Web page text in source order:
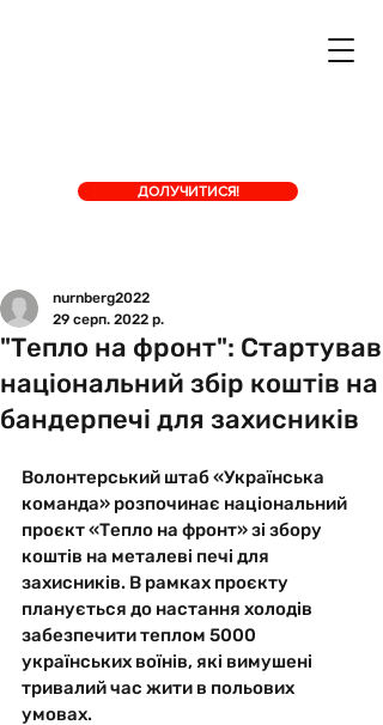
ДОЛУЧИТИСЯ!
"Тепло на фронт": Стартував
національний збір коштів на
бандерпечі для захисників
nurnberg2022
29 серп. 2022 р.
Волонтерський штаб «Українська
команда» розпочинає національний
проєкт «Тепло на фронт» зі збору
коштів на металеві печі для
захисників. В рамках проєкту
планується до настання холодів
забезпечити теплом 5000
українських воїнів, які вимушені
тривалий час жити в польових
умовах.